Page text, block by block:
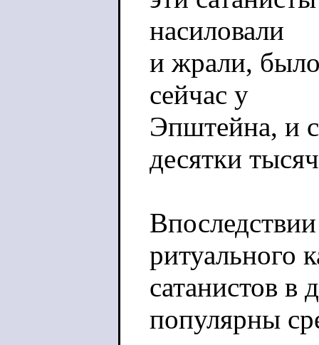
насиловали
и жрали,
сейчас у
Эпштейна, и
десятки
Впоследствии
ритуального
сатанистов в
популярны